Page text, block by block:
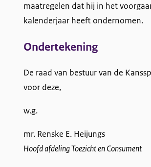
maatregelen dat hij in het
kalenderjaar heeft ondernomen.
Ondertekening
De raad van bestuur van de
voor deze,
w.g.
mr. Renske E. Heijungs
Hoofd afdeling Toezicht en Consument